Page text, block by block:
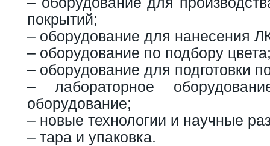
покрытий;
– оборудование для нанесения
– оборудование по подбору
– оборудование для подготовки
– лабораторное
оборудование;
– новые технологии и научные
– тара и упаковка.